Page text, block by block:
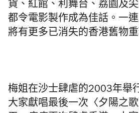
貨、紅館、利舞台、荔園及
都令電影製作成為佳話。一
將有更多已消失的香港舊物重
梅姐在沙士肆虐的2003年舉
大家獻唱最後一次〈夕陽之